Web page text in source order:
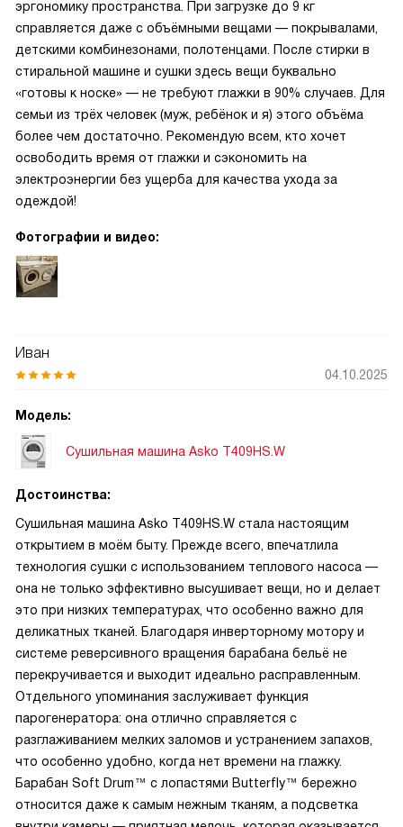
эргономику пространства. При загрузке до 9 кг
справляется даже с объёмными вещами — покрывалами,
детскими комбинезонами, полотенцами. После стирки в
стиральной машине и сушки здесь вещи буквально
«готовы к носке» — не требуют глажки в 90% случаев. Для
семьи из трёх человек (муж, ребёнок и я) этого объёма
более чем достаточно. Рекомендую всем, кто хочет
освободить время от глажки и сэкономить на
электроэнергии без ущерба для качества ухода за
одеждой!
Фотографии и видео:
Иван
04.10.2025
Модель:
Сушильная машина Asko T409HS.W
Достоинства:
Сушильная машина Asko T409HS.W стала настоящим
открытием в моём быту. Прежде всего, впечатлила
технология сушки с использованием теплового насоса —
она не только эффективно высушивает вещи, но и делает
это при низких температурах, что особенно важно для
деликатных тканей. Благодаря инверторному мотору и
системе реверсивного вращения барабана бельё не
перекручивается и выходит идеально расправленным.
Отдельного упоминания заслуживает функция
парогенератора: она отлично справляется с
разглаживанием мелких заломов и устранением запахов,
что особенно удобно, когда нет времени на глажку.
Барабан Soft Drum™ с лопастями Butterfly™ бережно
относится даже к самым нежным тканям, а подсветка